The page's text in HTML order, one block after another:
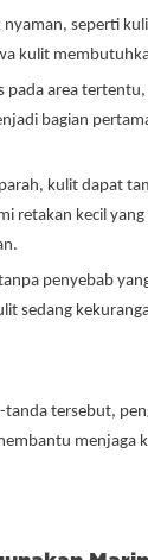
nyaman, seperti
kulit
pada area
bagian
kulit dapat
retakan kecil
penyebab
sedang
tanda tersebut,
menjaga